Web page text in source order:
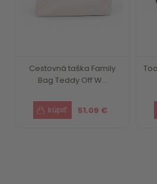
Cestovná taška Family
Bag Teddy Off W...
51.09 €